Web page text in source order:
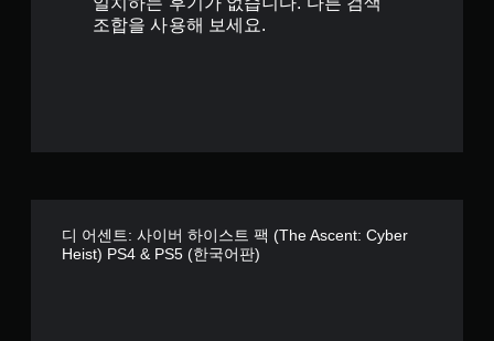
조합을 사용해 보세요.
디 어센트: 사이버 하이스트 팩 (The Ascent: Cyber
Heist) PS4 & PS5 (한국어판)